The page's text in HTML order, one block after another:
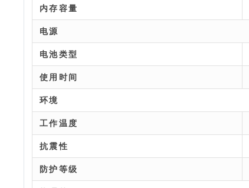
内存容量
电源
电池类型
使用时间
环境
工作温度
抗震性
防护等级